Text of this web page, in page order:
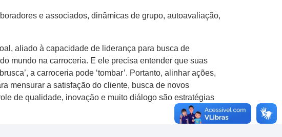
e associados, dinâmicas de grupo, autoavaliação,
aliado à capacidade de liderança para busca de
mundo na carroceria. E ele precisa entender que suas
a carroceria pode ‘tombar’. Portanto, alinhar ações,
mensurar a satisfação do cliente, busca de novos
de qualidade, inovação e muito diálogo são estratégias